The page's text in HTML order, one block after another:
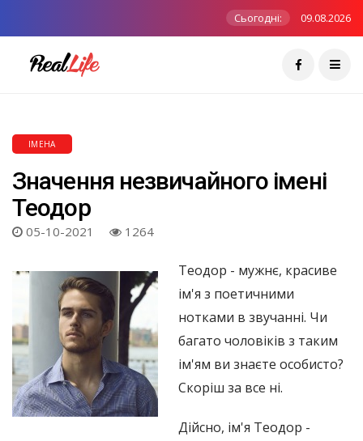
Сьогодні: 09.08.2026
ІМЕНА
Значення незвичайного імені
Теодор
05-10-2021 1264
Теодор - мужнє, красиве
ім'я з поетичними
нотками в звучанні. Чи
багато чоловіків з таким
ім'ям ви знаєте особисто?
Скоріш за все ні.
Дійсно, ім'я Теодор -